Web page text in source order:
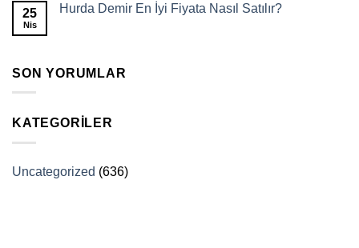
25
Nis
Hurda Demir En İyi Fiyata Nasıl Satılır?
SON YORUMLAR
KATEGORILER
Uncategorized (636)